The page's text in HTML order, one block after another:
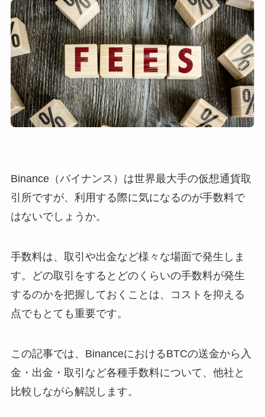
Binance（バイナンス）は世界最大手の仮想通貨取
引所ですが、利用する際に気になるのが手数料で
はないでしょうか。
手数料は、取引や出金など様々な場面で発生しま
す。どの取引をするとどのくらいの手数料が発生
するのかを把握しておくことは、コストを抑える
点でもとても重要です。
この記事では、BinanceにおけるBTCの送金から入
金・出金・取引など各種手数料について、他社と
比較しながら解説します。